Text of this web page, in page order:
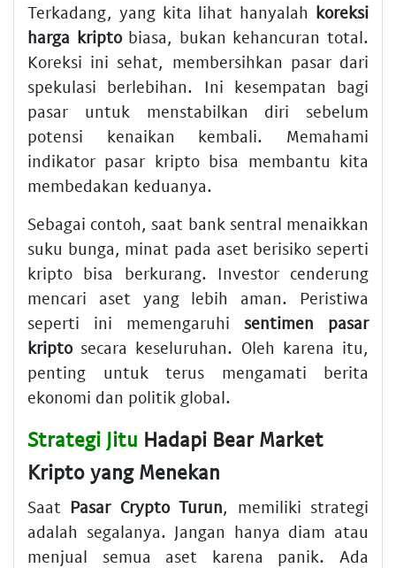
Terkadang, yang kita lihat hanyalah koreksi
harga kriptobiasa, bukan kehancuran total.
Koreksi ini sehat, membersihkan pasar dari
spekulasi berlebihan. Ini kesempatan bagi
pasar untuk menstabilkan diri sebelum
potensi kenaikan kembali. Memahami
indikator pasar kripto bisa membantu kita
membedakan keduanya.
Sebagai contoh, saat bank sentral menaikkan
suku bunga, minat pada aset berisiko seperti
kripto bisa berkurang. Investor cenderung
mencari aset yang lebih aman. Peristiwa
seperti ini memengaruhi sentimen pasar
kriptosecara keseluruhan. Oleh karena itu,
penting untuk terus mengamati berita
ekonomi dan politik global.
Strategi Jitu Hadapi Bear Market
Kripto yang Menekan
Saat Pasar Crypto Turun, memiliki strategi
adalah segalanya. Jangan hanya diam atau
menjual semua aset karena panik. Ada